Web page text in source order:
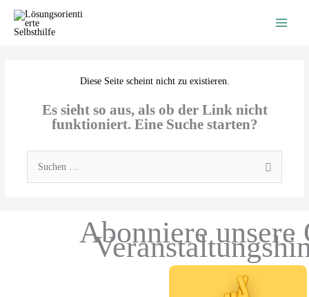
Inhalt
springen
Diese Seite scheint nicht zu existieren.
Es sieht so aus, als ob der Link nicht
funktioniert. Eine Suche starten?
Suchen
nach:
Abonniere unsere